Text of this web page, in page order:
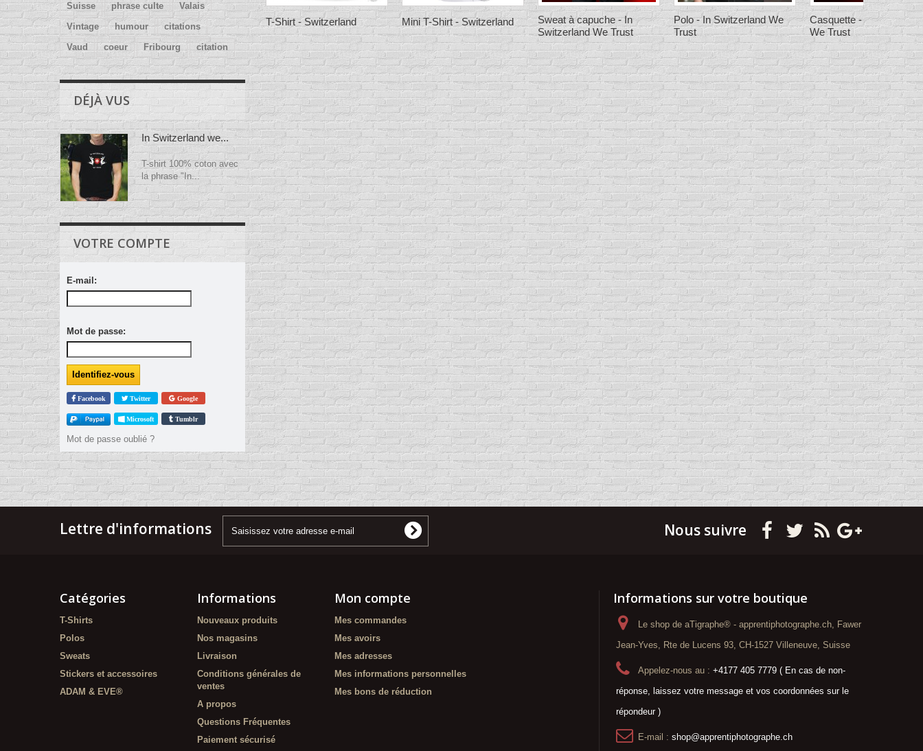
Suisse phrase culte
Valais
Vintage
humour
citations
Vaud
coeur Fribourg citation
DÉJÀ VUS
In Switzerland we...
T-shirt 100% coton avec
la phrase "In...
VOTRE COMPTE
E-mail:
Mot de passe:
Facebook Twitter Google
Microsoft Tumblr
Mot de passe oublié ?
T-Shirt - Switzerland Mini T-Shirt - Switzerland
Sweat à capuche - In
Switzerland We Trust
Polo - In Switzerland We
Trust
Casquette - In
We Trust
Lettre d'informations Nous suivre
Catégories
T-Shirts
Polos
Sweats
Stickers et accessoires
ADAM & EVE®
Informations
Nouveaux produits
Nos magasins
Livraison
Conditions générales de
ventes
A propos
Questions Fréquentes
Paiement sécurisé
Mon compte
Mes commandes
Mes avoirs
Mes adresses
Mes informations personnelles
Mes bons de réduction
Informations sur votre boutique
Le shop de aTigraphe® - apprentiphotographe.ch, Fawer
Jean-Yves, Rte de Lucens 93, CH-1527 Villeneuve, Suisse
Appelez-nous au : +4177 405 7779 ( En cas de non-
réponse, laissez votre message et vos coordonnées sur le
répondeur )
E-mail : shop@apprentiphotographe.ch